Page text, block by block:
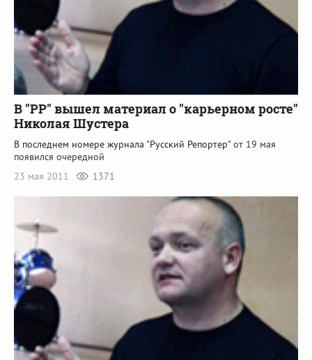
В "РР" вышел материал о "карьерном росте"
Николая Шустера
В последнем номере журнала "Русский Репортер" от 19 мая
появился очередной
23 мая 2011
1371